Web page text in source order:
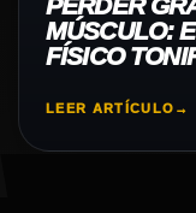
MÚSCULO:
FÍSICO
LEER ARTÍCULO →